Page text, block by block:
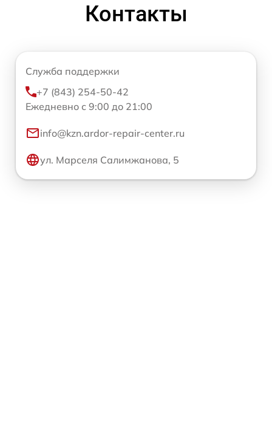
Контакты
Служба поддержки
+7 (843) 254-50-42
Ежедневно с 9:00 до 21:00
info@kzn.ardor-repair-center.ru
ул. Марселя Салимжанова, 5